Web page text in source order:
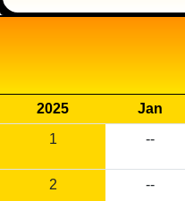
2025 Jan
1
--
2 --